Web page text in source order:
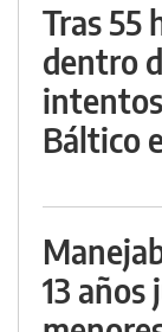
Tras 55
dentro
Báltico
13